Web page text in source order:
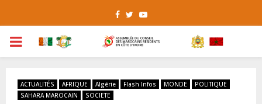
Facebook
TwitterYoutube
PRIMARY
ACTUALITÉS AFRIQUE Algérie Flash Infos MONDE
POLITIQUE
SAHARA MAROCAIN
SOCIETE